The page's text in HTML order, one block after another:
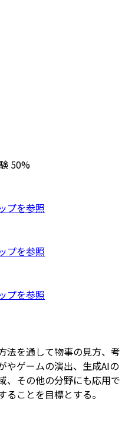
50%
プを参照
プを参照
プを参照
法を通して物事の見方、考
やゲームの演出、生成AIの
、その他の分野にも応用で
ことを目標とする。